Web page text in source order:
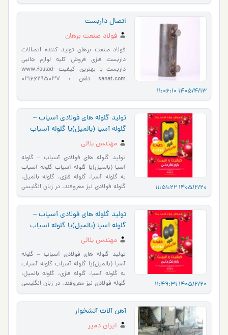
1405/4/13 11:06:10
اتصال داربست
فولاد صنعت برهان
فولاد صنعت برهان تولید کننده اتصالات
داربست فلزی فروش کلیه لوازم جانبی
داربست با بهترین کیفیت www.foulad-
sanat.com تلفن : 02166315037
1405/2/20 11:51:22
تولید گلوله های فولادی آسیاب –
گلوله آسیا (بالمیل)یا گلوله آسیاب
مهندس بلالی
تولید گلوله های فولادی آسیاب – گلوله
آسیا (بالمیل)یا گلوله آسیاب گلوله آسیاب
به گلوله آسیا، گلوله فلزی، گلوله بالمیل،
گلوله فولادی نیز معروفند. در زبان انگلیسی
به ا�…
1405/2/20 11:49:31
تولید گلوله های فولادی آسیاب –
گلوله آسیا (بالمیل)یا گلوله آسیاب
مهندس بلالی
تولید گلوله های فولادی آسیاب – گلوله
آسیا (بالمیل)یا گلوله آسیاب گلوله آسیاب
به گلوله آسیا، گلوله فلزی، گلوله بالمیل،
گلوله فولادی نیز معروفند. در زبان انگلیسی
به ا�…
آهن آلات آتشخوار
ایران دمیر